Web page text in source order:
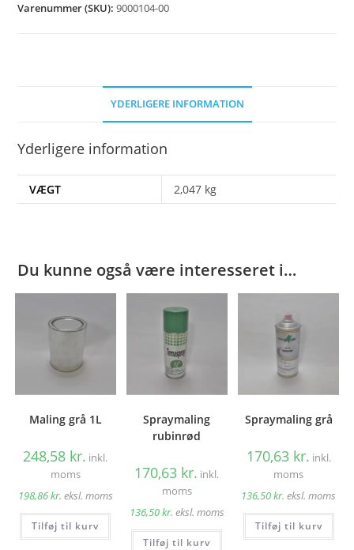
Varenummer (SKU):9000104-00
YDERLIGERE INFORMATION
Yderligere information
VÆGT 2,047 kg
Du kunne også være interesseret i…
Maling grå 1L
248,58 kr. inkl.
moms
198,86kr. eksl. moms
Tilføj til kurv
Spraymaling
rubinrød
170,63 kr. inkl.
moms
136,50kr. eksl. moms
Tilføj til kurv
Spraymaling grå
170,63 kr. inkl.
moms
136,50kr. eksl. moms
Tilføj til kurv